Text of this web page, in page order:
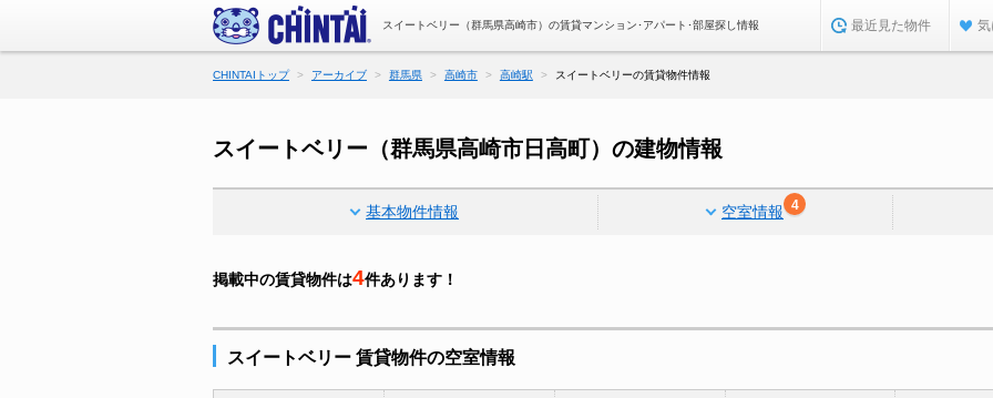
スイートベリー（群馬県高崎市）の賃貸マンション･アパート･部屋探し情報 最近見た物件 気
CHINTAIトップ アーカイブ 群馬県 高崎市 高崎駅 スイートベリーの賃貸物件情報
スイートベリー（群馬県高崎市日高町）の建物情報
基本物件情報 空室情報 4
掲載中の賃貸物件は4件あります！
スイートベリー 賃貸物件の空室情報